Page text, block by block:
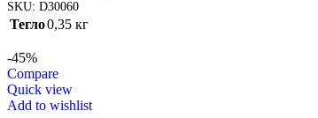
SKU: D30060
Тегло0,35 кг
-45%
Compare
Quick view
Add to wishlist